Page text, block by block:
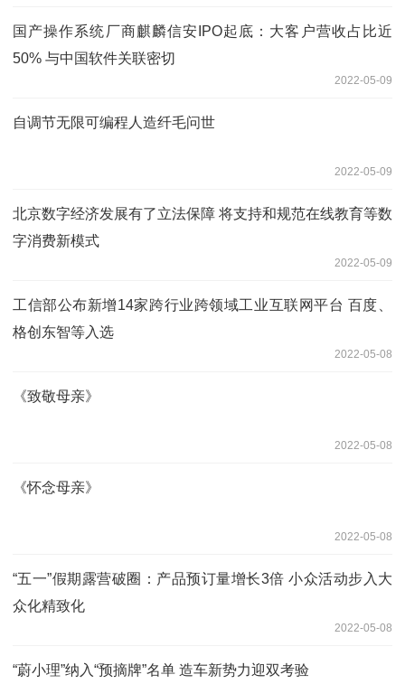
国产操作系统厂商麒麟信安IPO起底：大客户营收占比近
50% 与中国软件关联密切
2022-05-09
自调节无限可编程人造纤毛问世
2022-05-09
北京数字经济发展有了立法保障 将支持和规范在线教育等数
字消费新模式
2022-05-09
工信部公布新增14家跨行业跨领域工业互联网平台 百度、
格创东智等入选
2022-05-08
《致敬母亲》
2022-05-08
《怀念母亲》
2022-05-08
“五一”假期露营破圈：产品预订量增长3倍 小众活动步入大
众化精致化
2022-05-08
“蔚小理”纳入“预摘牌”名单 造车新势力迎双考验